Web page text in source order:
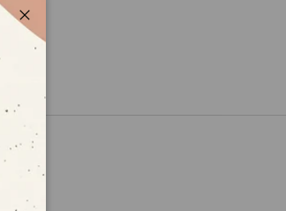
Schließen